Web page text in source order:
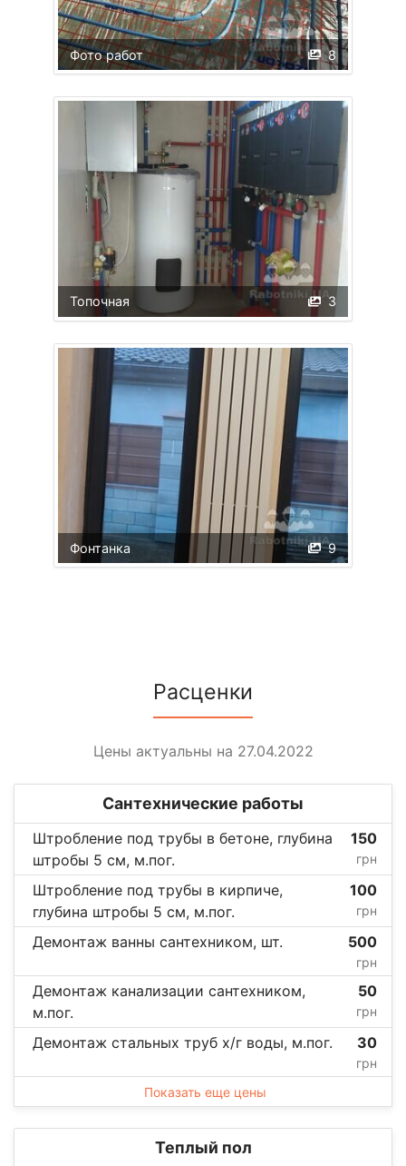
8
Фото работ
3
Топочная
9
Фонтанка
Расценки
Цены актуальны на 27.04.2022
Сантехнические работы
Штробление под трубы в бетоне, глубина
штробы 5 см, м.пог.
150
грн
Штробление под трубы в кирпиче,
глубина штробы 5 см, м.пог.
100
грн
Демонтаж ванны сантехником, шт. 500
грн
Демонтаж канализации сантехником,
м.пог.
50
грн
Демонтаж стальных труб х/г воды, м.пог. 30
грн
Показать еще цены
Теплый пол